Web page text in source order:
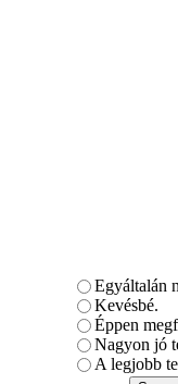
Egyáltalán
Kevésbé.
Éppen
Nagyon jó
A legjobb